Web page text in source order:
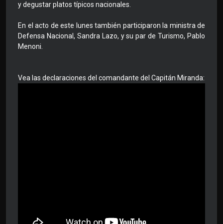
y degustar platos típicos nacionales.
En el acto de este lunes también participaron la ministra de
Defensa Nacional, Sandra Lazo, y su par de Turismo, Pablo
Menoni.
Vea las declaraciones del comandante del Capitán Miranda: